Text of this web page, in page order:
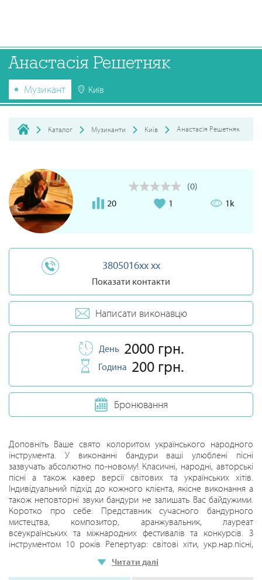
Анастасія Решетняк
Музикант Київ
Каталог Музиканти Київ Анастасія Решетняк
(0)
20
1 1k
3805016xx xx
Показати контакти
Написати виконавцю
День 2000 грн.
Година 200 грн.
Бронювання
Доповніть Ваше свято колоритом українського народного
інструмента. У виконанні бандури ваші улюблені пісні
зазвучать абсолютно по-новому! Класичні, народні, авторські
пісні а також кавер версії світових та українських хітів.
Індивідуальний підхід до кожного клієнта, якісне виконання а
також неповторні звуки бандури не залишать Вас байдужими.
Коротко про себе: Представник сучасного бандурного
мистецтва, композитор, аранжувальник, лауреат
всеукраїнських та міжнародних фестивалів та конкурсів. З
інструментом 10 років Репертуар: світові хіти, укр.нар.пісні,
Читати далі